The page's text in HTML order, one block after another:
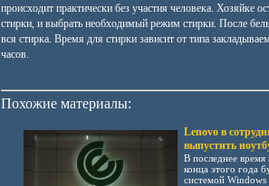
происходит практически без участия человека. Хозяйке
стирки, и выбрать необходимый режим стирки. После
вся стирка. Время для стирки зависит от типа
часов.
Похожие материалы:
Lenovo в
выпустить
В последнее время
конца этого года
системой Windows